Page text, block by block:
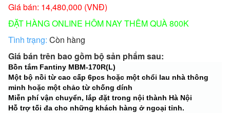
Giá bán: 14,480,000 (VNĐ)
ĐẶT HÀNG ONLINE HÔM NAY THÊM QUÀ 800K
Tình trạng: Còn hàng
Giá bán trên bao gồm bộ sản phẩm sau:
Bồn tắm Fantiny MBM-170R(L)
Một bộ nồi từ cao cấp 6pcs hoặc một chổi lau nhà thông
minh hoặc một chảo từ chống dính
Miễn phí vận chuyển, lắp đặt trong nội thành Hà Nội
Hỗ trợ tối đa cho những khách hàng ở ngoại tỉnh.